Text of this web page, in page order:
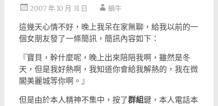
2007 年 10 月 31 日 蝸牛
這幾天心情不好，晚上我呆在家無聊，給我以前的一
個女朋友發了一條簡訊，簡訊內容如下：
『寶貝，幹什麼呢，晚上出來陪陪我啊，雖然是冬
天，但是我好熱啊，我知道你會給我解熱的，我在微
閣美麗城等你啊。』
但是由於本人精神不集中，按了群組鍵，本人電話本